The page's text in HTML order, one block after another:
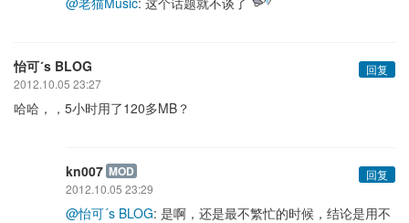
怡可´s BLOG
回复
2012.10.05 23:27
哈哈，，5小时用了120多MB？
kn007 MOD
回复
2012.10.05 23:29
@怡可´s BLOG: 是啊，还是最不繁忙的时候，结论是用不